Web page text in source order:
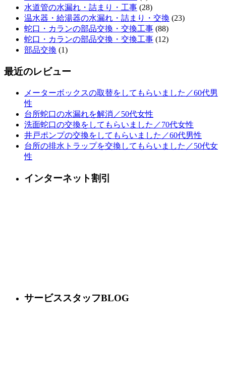
水道管の水漏れ・詰まり・工事 (28)
温水器・給湯器の水漏れ・詰まり・交換 (23)
蛇口・カランの部品交換・交換工事 (88)
蛇口・カランの部品交換・交換工事 (12)
部品交換 (1)
最近のレビュー
メーターボックスの取替をしてもらいました／60代男
性
台所蛇口の水漏れを解消／50代女性
洗面蛇口の交換をしてもらいました／70代女性
井戸ポンプの交換をしてもらいました／60代男性
台所の排水トラップを交換してもらいました／50代女
性
インターネット割引
サービススタッフBLOG